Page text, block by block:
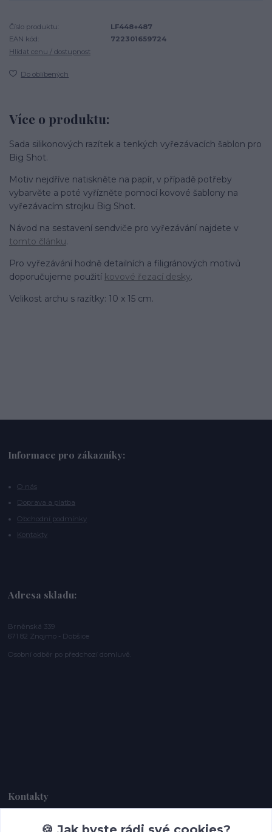
Číslo produktu:
LF448+487
EAN kód:
722301659724
Hlídat cenu / dostupnost
Do oblíbených
Více o produktu:
Sada silikonových razítek a tenkých vyřezávacích šablon pro
Big Shot.
Motiv nejdříve natiskněte na papír, v případě potřeby
vybarvěte a poté vyřízněte pomocí kovové šablony na
vyřezávacím strojku Big Shot.
Návod na sestavení sendviče pro vyřezávání najdete v
tomto článku.
Pro vyřezávání hodně detailních a filigránových motivů
doporučujeme použití kovové řezací desky.
Velikost archu s razítky: 10 x 15 cm.
Informace pro zákazníky:
O nás
Doprava a platba
Obchodní podmínky
Kontakty
Adresa skladu:
Brněnská 339
671 82 Znojmo - Dobšice
Osobní odběr po předchozí domluvě.
Kontakty
Dagmar Handlová